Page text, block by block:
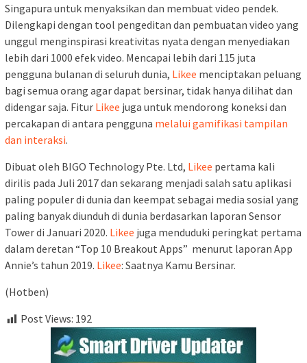
Singapura untuk menyaksikan dan membuat video pendek.
Dilengkapi dengan tool pengeditan dan pembuatan video yang
unggul menginspirasi kreativitas nyata dengan menyediakan
lebih dari 1000 efek video. Mencapai lebih dari 115 juta
pengguna bulanan di seluruh dunia, Likee menciptakan peluang
bagi semua orang agar dapat bersinar, tidak hanya dilihat dan
didengar saja. Fitur Likee juga untuk mendorong koneksi dan
percakapan di antara pengguna melalui gamifikasi tampilan
dan interaksi.
Dibuat oleh BIGO Technology Pte. Ltd, Likee pertama kali
dirilis pada Juli 2017 dan sekarang menjadi salah satu aplikasi
paling populer di dunia dan keempat sebagai media sosial yang
paling banyak diunduh di dunia berdasarkan laporan Sensor
Tower di Januari 2020. Likee juga menduduki peringkat pertama
dalam deretan “Top 10 Breakout Apps” menurut laporan App
Annie’s tahun 2019. Likee: Saatnya Kamu Bersinar.
(Hotben)
Post Views: 192